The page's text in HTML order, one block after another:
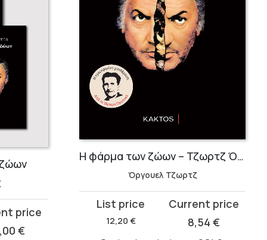
€
Η φάρμα των ζώων – Τζωρτζ Όργουελ
Όργουελ Τζωρτζ
12,20 €
Original
was:
8,54€
Current